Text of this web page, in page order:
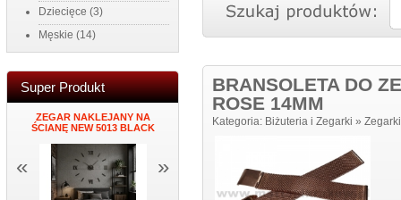
Dziecięce (3)
Męskie (14)
Super Produkt
ZEGAR NAKLEJANY NA
ŚCIANĘ NEW 5013 BLACK
MĘSKI PORTFEL SKÓRZANY
NEW WILD 125400 BLUE
PORTFEL
« »
BRANSOLETA DO
ROSE 14MM
Kategoria: Biżuteria i Zegarki » Zegarki